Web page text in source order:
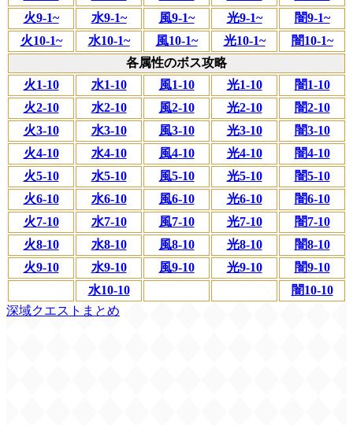
火9-1~
水9-1~ 風9-1~ 光9-1~
闇9-1~
火10-1~
水10-1~ 風10-1~ 光10-1~
闇10-1~
各属性のボス攻略
火1-10
水1-10 風1-10 光1-10
闇1-10
火2-10
水2-10 風2-10 光2-10
闇2-10
火3-10
水3-10 風3-10 光3-10
闇3-10
火4-10
水4-10 風4-10 光4-10
闇4-10
火5-10
水5-10 風5-10 光5-10
闇5-10
火6-10
水6-10 風6-10 光6-10
闇6-10
火7-10
水7-10 風7-10 光7-10
闇7-10
火8-10
水8-10 風8-10 光8-10
闇8-10
火9-10
水9-10 風9-10 光9-10
闇9-10
水10-10
闇10-10
深域クエストまとめ